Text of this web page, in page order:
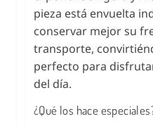
pieza está envuelta
conservar mejor su
transporte,
perfecto para
del día.
¿Qué los hace